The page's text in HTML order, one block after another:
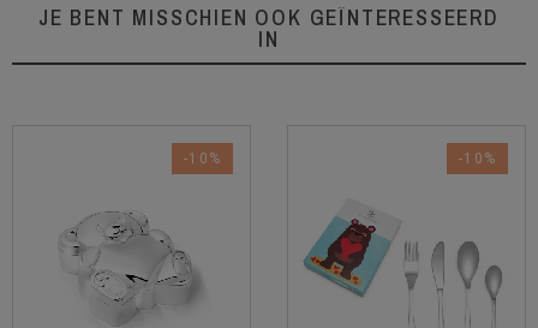
JE BENT MISSCHIEN OOK GEÏNTERESSEERD
IN
-10% -10%